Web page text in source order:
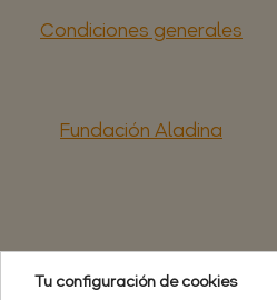
Condiciones generales
Fundación Aladina
Tu configuración de cookies